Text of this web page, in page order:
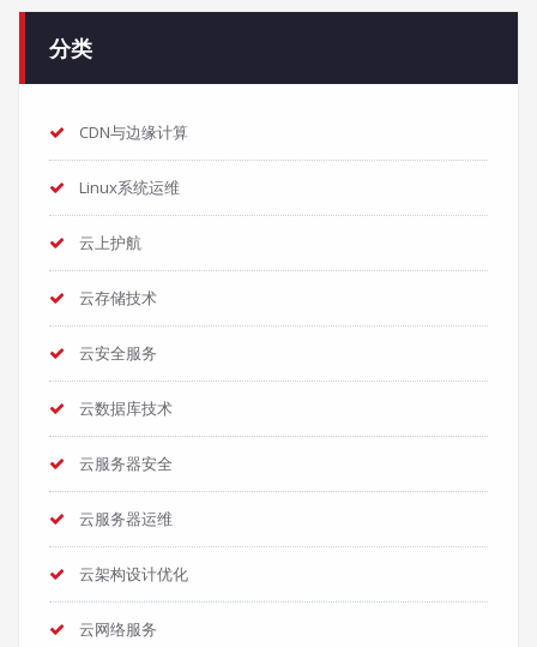
分类
CDN与边缘计算
Linux系统运维
云上护航
云存储技术
云安全服务
云数据库技术
云服务器安全
云服务器运维
云架构设计优化
云网络服务